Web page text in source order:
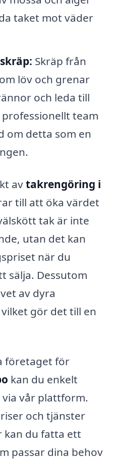
taket mot väder
Skräp från
löv och grenar
och leda till
team
om detta som en
avtakrengöring i
till att öka värdet
tak är inte
utan det kan
när du
sälja. Dessutom
av dyra
gör det till en
företaget för
kan du enkelt
vår plattform.
och tjänster
kan du fatta ett
passar dina behov